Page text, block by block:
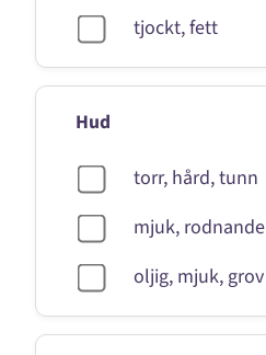
tjockt, fett
Hud
torr, hård, tunn
mjuk, rodnande
oljig, mjuk, grov